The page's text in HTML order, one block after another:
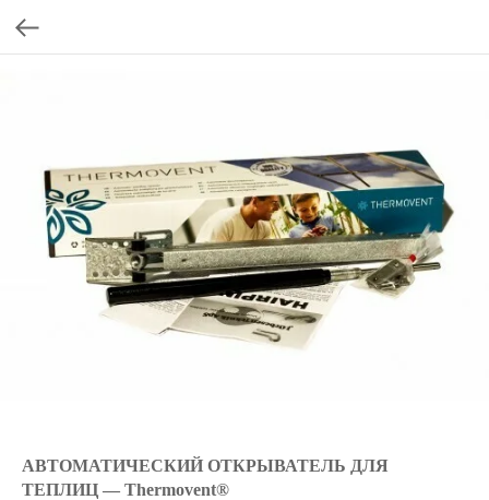
АВТОМАТИЧЕСКИЙ ОТКРЫВАТЕЛЬ ДЛЯ
ТЕПЛИЦ — Thermovent®